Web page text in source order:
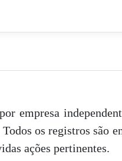
empresa
os registros são
ações pertinentes.